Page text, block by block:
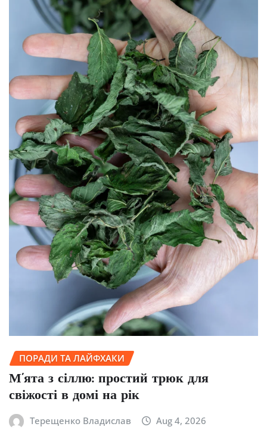
ПОРАДИ ТА ЛАЙФХАКИ
М’ята з сіллю: простий трюк для
свіжості в домі на рік
Терещенко Владислав Aug 4, 2026